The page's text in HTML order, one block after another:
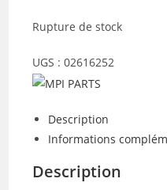
Rupture de stock
UGS :02616252
Description
Informations
Description